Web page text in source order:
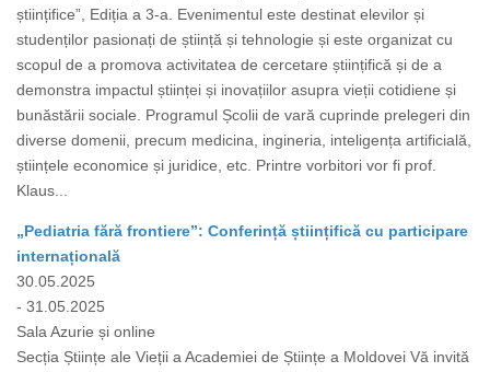
științifice”, Ediția a 3-a. Evenimentul este destinat elevilor și
studenților pasionați de știință și tehnologie și este organizat cu
scopul de a promova activitatea de cercetare științifică și de a
demonstra impactul științei și inovațiilor asupra vieții cotidiene și
bunăstării sociale. Programul Școlii de vară cuprinde prelegeri din
diverse domenii, precum medicina, ingineria, inteligența artificială,
științele economice și juridice, etc. Printre vorbitori vor fi prof.
Klaus...
„Pediatria fără frontiere”: Conferință științifică cu participare
internațională
30.05.2025
- 31.05.2025
Sala Azurie și online
Secția Științe ale Vieții a Academiei de Științe a Moldovei Vă invită